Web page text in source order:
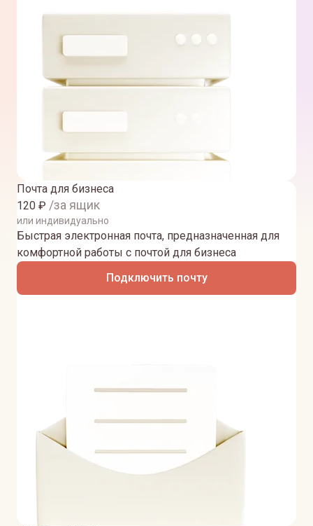
Почта для бизнеса
120 ₽ /за ящик
или индивидуально
Быстрая электронная почта, предназначенная для
комфортной работы с почтой для бизнеса
Подключить почту